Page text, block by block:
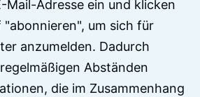
Mail-Adresse ein und klicken
"abonnieren", um sich für
anzumelden. Dadurch
Abständen
die im Zusammenhang